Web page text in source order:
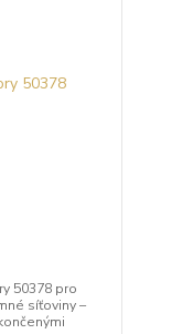
50378 pro
síťoviny –